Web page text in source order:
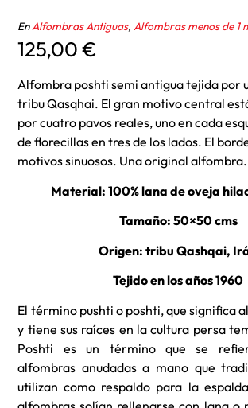
EnAlfombras Antiguas,Alfombras menos de 1
125,00€
Alfombra poshti semi antigua tejida por
tribu Qasqhai. El gran motivo central
por cuatro pavos reales, uno en cada
de florecillas en tres de los lados. El
motivos sinuosos. Una original alfombra.
Material: 100% lana de oveja
Tamaño: 50×50 cms
Origen: tribu Qashqai,
Tejido en los años 1960
El término pushti o poshti, que significa
y tiene sus raíces en la cultura persa
Poshti es un término que se
alfombras anudadas a mano que
utilizan como respaldo para la